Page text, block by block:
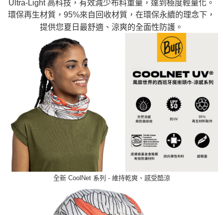
Ultra-Light 高科技，有效減少布料重量，達到極度輕量化。
環保再生材質，95%來自回收材質，在環保永續的理念下，
提供您夏日最舒適、涼爽的全面性防護。
全新 CoolNet 系列 - 維持乾爽、感受酷涼